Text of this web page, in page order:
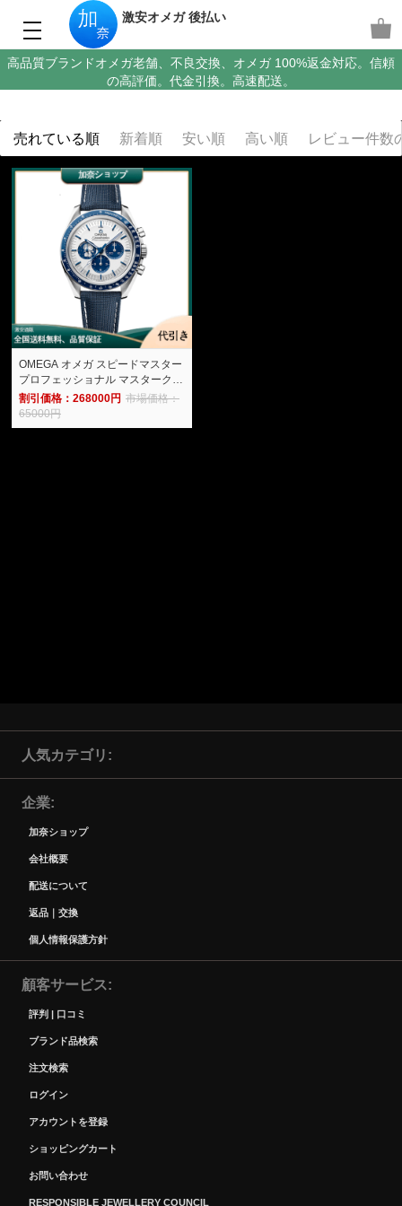
激安オメガ 後払い
高品質ブランドオメガ老舗、不良交換、オメガ 100%返金対応。信頼
の高評価。代金引換。高速配送。
売れている順 新着順 安い順 高い順 レビュー件数
OMEGA オメガ スピードマスター
プロフェッショナル マスタークロ
ノメーター 310.32.42.50.02.001-
加奈ショップ
割引価格：268000円 市場価格：
65000円
人気カテゴリ
企業
加奈ショップ
会社概要
配送について
返品｜交換
個人情報保護方針
顧客サービス
評判 | 口コミ
ブランド品検索
注文検索
ログイン
アカウントを登録
ショッピングカート
お問い合わせ
RESPONSIBLE JEWELLERY COUNCIL